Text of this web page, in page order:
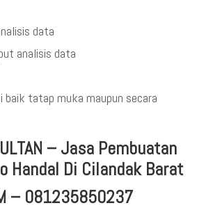
data
analisis data
baik tatap muka maupun secara
– Jasa Pembuatan
Handal Di Cilandak Barat
– 081235850237